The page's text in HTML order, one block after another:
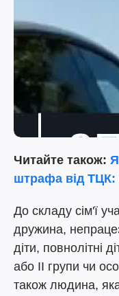
Читайте також:
штрафа від
До складу сім'ї
дружина,
діти, повнолітні
або II групи чи
також людина,